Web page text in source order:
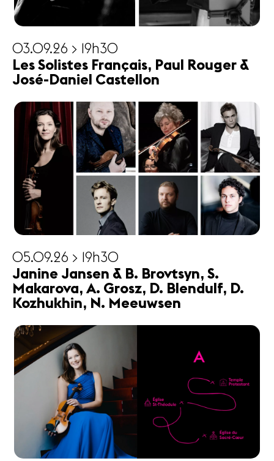
03.09.26 > 19h30
Les Solistes Français, Paul Rouger &
José-Daniel Castellon
05.09.26 > 19h30
Janine Jansen & B. Brovtsyn, S.
Makarova, A. Grosz, D. Blendulf, D.
Kozhukhin, N. Meeuwsen